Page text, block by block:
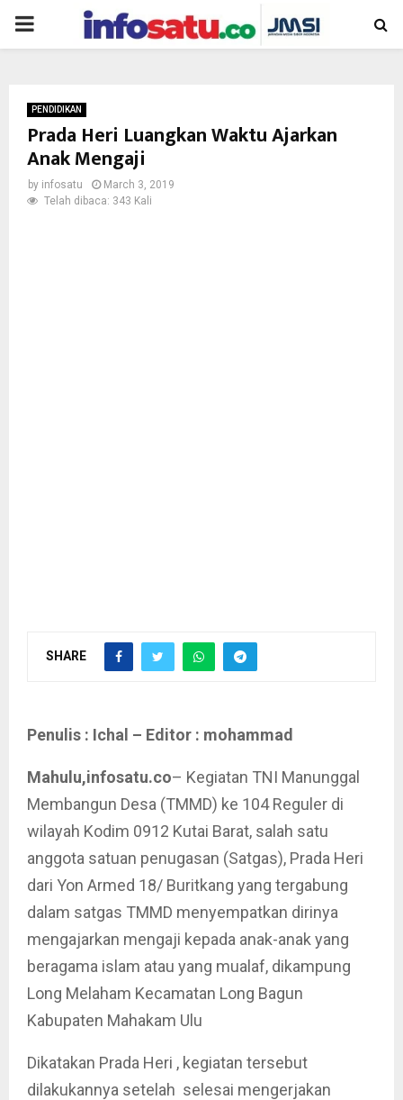
PRIMARY
PENDIDIKAN
Prada Heri Luangkan Waktu Ajarkan
Anak Mengaji
by infosatu
March 3, 2019
Telah dibaca: 343 Kali
SHARE
Penulis : Ichal – Editor : mohammad
Mahulu,infosatu.co– Kegiatan TNI Manunggal
Membangun Desa (TMMD) ke 104 Reguler di
wilayah Kodim 0912 Kutai Barat, salah satu
anggota satuan penugasan (Satgas), Prada Heri
dari Yon Armed 18/ Buritkang yang tergabung
dalam satgas TMMD menyempatkan dirinya
mengajarkan mengaji kepada anak-anak yang
beragama islam atau yang mualaf, dikampung
Long Melaham Kecamatan Long Bagun
Kabupaten Mahakam Ulu
Dikatakan Prada Heri , kegiatan tersebut
dilakukannya setelah selesai mengerjakan